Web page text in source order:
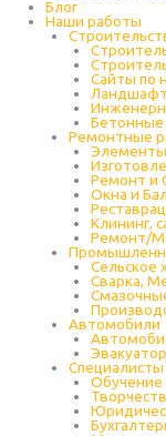
Блог
Наши работы
Сайты по
Бетонные
Ремонтные
Ремонт и
Окна и
Клининг,
Ремонт/
Cельское
Сварка,
Автомобили
Специалисты
Обучение